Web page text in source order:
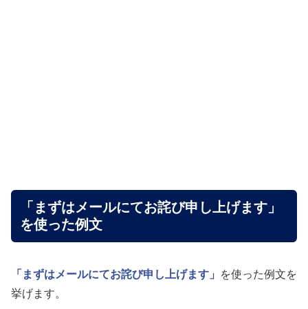
「まずはメールにてお詫び申し上げます」
を使った例文
「まずはメールにてお詫び申し上げます」
を使った例文を
挙げます。